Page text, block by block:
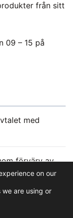
från sitt
09 – 15 på
med
förvärv av
on our
are using or